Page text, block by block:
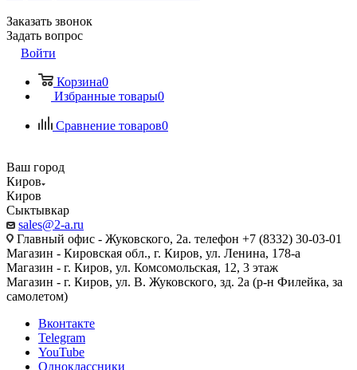
Заказать звонок
Задать вопрос
Войти
Корзина0
Избранные товары0
Сравнение товаров0
Ваш город
Киров
Киров
Сыктывкар
sales@2-a.ru
Главный офис - Жуковского, 2а. телефон +7 (8332) 30-03-01
Магазин - Кировская обл., г. Киров, ул. Ленина, 178-а
Магазин - г. Киров, ул. Комсомольская, 12, 3 этаж
Магазин - г. Киров, ул. В. Жуковского, зд. 2а (р-н Филейка, за
самолетом)
Вконтакте
Telegram
YouTube
Одноклассники